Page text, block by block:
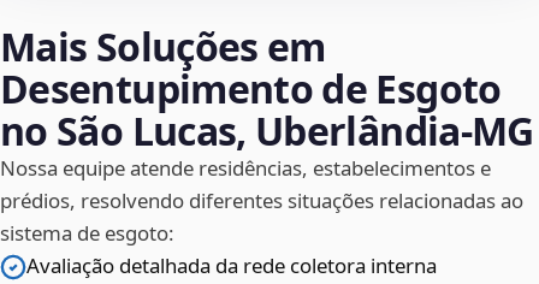
Mais Soluções em
Desentupimento de Esgoto
no São Lucas, Uberlândia‑MG
Nossa equipe atende residências, estabelecimentos e
prédios, resolvendo diferentes situações relacionadas ao
sistema de esgoto:
Avaliação detalhada da rede coletora interna